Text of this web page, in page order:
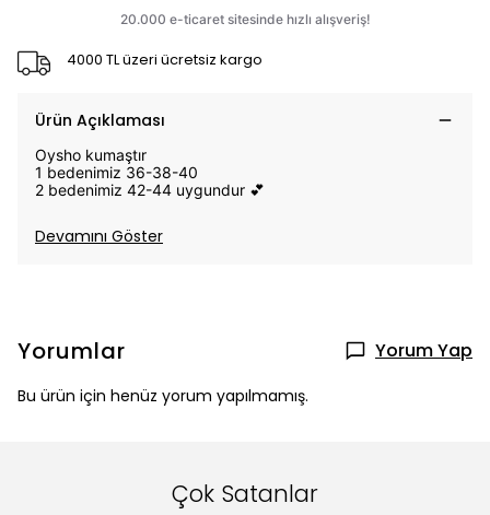
4000 TL üzeri ücretsiz kargo
Ürün Açıklaması
Oysho kumaştır
1 bedenimiz 36-38-40
2 bedenimiz 42-44 uygundur 💕
Devamını Göster
Yorumlar Yorum Yap
Bu ürün için henüz yorum yapılmamış.
Çok Satanlar